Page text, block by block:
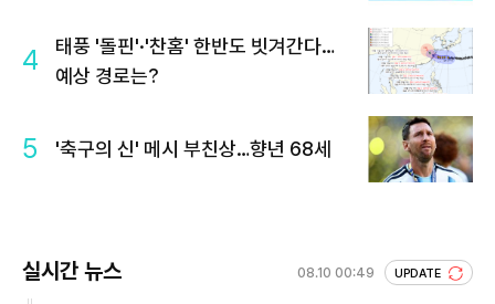
4
태풍 '돌핀'·'찬홈' 한반도 빗겨간다…
예상 경로는?
5 '축구의 신' 메시 부친상…향년 68세
실시간 뉴스 08.10 00:49 UPDATE